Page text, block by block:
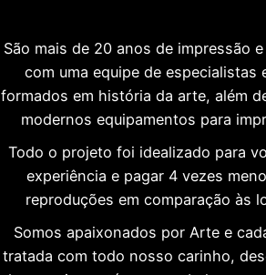
São mais de 20 anos de impressão
com uma equipe de especialistas
formados em história da arte, além
modernos equipamentos para
Todo o projeto foi idealizado para
experiência e pagar 4 vezes
reproduções em comparação às
Somos apaixonados por Arte e
tratada com todo nosso carinho,